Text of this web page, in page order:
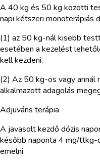
A 40 kg és 50 kg közötti
napi kétszeri monoterápiás
(1) az 50 kg-nál kisebb
esetében a kezelést
kell kezdeni.
(2) Az 50 kg-os vagy
alkalmazott adagolás
Adjuváns terápia
A javasolt kezdő dózis
később naponta 4 mg/ttkg-
emelni.